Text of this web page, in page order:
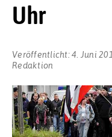
Uhr
Veröffentlicht:4. Juni
Redaktion